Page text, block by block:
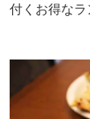
付くお得なラ